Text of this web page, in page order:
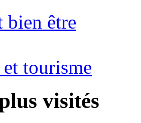
bien être
tourisme
visités